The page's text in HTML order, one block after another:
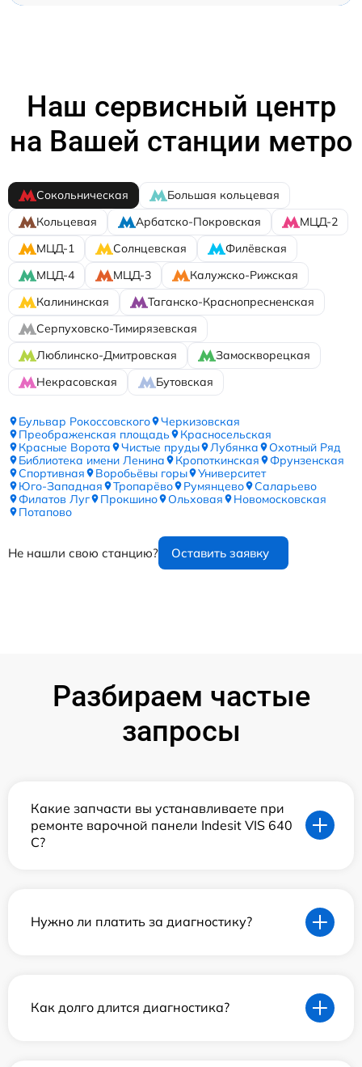
Наш сервисный центр
на Вашей станции метро
Сокольническая
Большая кольцевая
Кольцевая
Арбатско-Покровская
МЦД-2
МЦД-1
Солнцевская
Филёвская
МЦД-4
МЦД-3
Калужско-Рижская
Калининская
Таганско-Краснопресненская
Серпуховско-Тимирязевская
Люблинско-Дмитровская
Замоскворецкая
Некрасовская
Бутовская
Бульвар Рокоссовского
Черкизовская
Преображенская площадь
Красносельская
Красные Ворота
Чистые пруды Лубянка
Охотный Ряд
Библиотека имени Ленина
Кропоткинская
Фрунзенская
Спортивная
Воробьёвы горы
Университет
Юго-Западная
Тропарёво Румянцево
Саларьево
Филатов Луг
Прокшино Ольховая
Новомосковская
Потапово
Не нашли свою станцию? Оставить заявку
Разбираем частые
запросы
Какие запчасти вы устанавливаете при
ремонте варочной панели Indesit VIS 640
C?
Нужно ли платить за диагностику?
Как долго длится диагностика?